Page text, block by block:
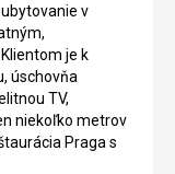
v
je k
úschovňa
TV,
niekoľko metrov
Praga s